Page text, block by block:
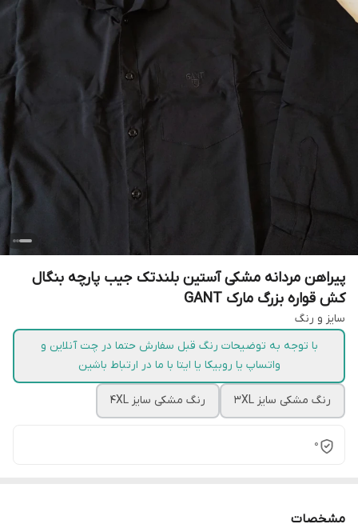
پیراهن مردانه مشکی آستین بلندتک جیب پارچه بنگال
کش قواره بزرگ مارک GANT
سایز و رنگ
با توجه به توضیحات رنگ قبل سفارش حتما در چت آنلاین و
واتساپ یا روبیکا یا ایتا با ما در ارتباط باشین
رنگ مشکی سایز 3XL رنگ مشکی سایز 4XL
0
مشخصات